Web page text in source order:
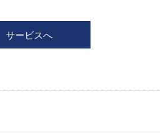
サービスへ